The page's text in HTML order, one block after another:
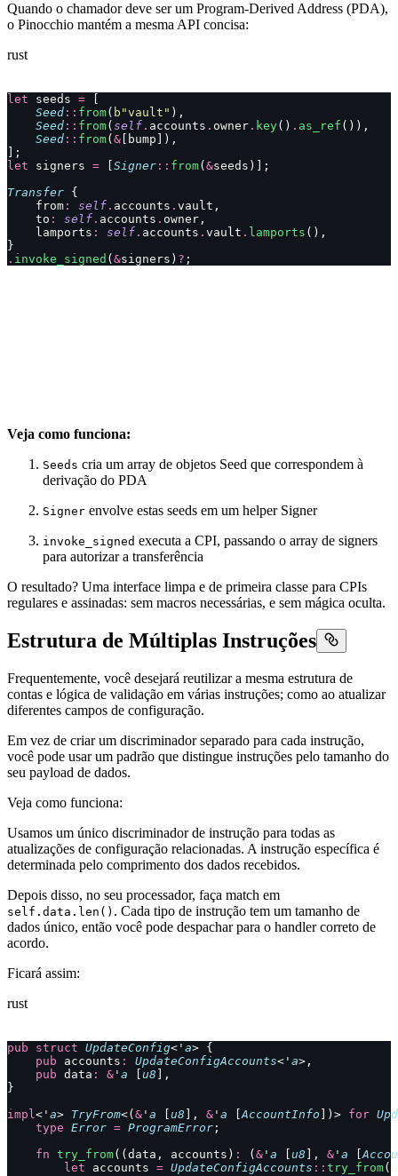
Quando o chamador deve ser um Program-Derived Address (PDA),
o Pinocchio mantém a mesma API concisa:
rust
let seeds =
    Seed
:: from( b"vault" ),
    Seed
:: from( self . accounts . owner . key() . as_ref ()),
    Seed
:: from( & [bump]),
];
let signers = Signer :: from( &seeds)];
Transfer {
    from
: self . accounts . vault,
    to
: self . accounts . owner,
    lamports
: self . accounts . vault . lamports (),
}
. invoke_signed ( &signers) ? ;
Veja como funciona:
Seeds cria um array de objetos Seed que correspondem à
derivação do PDA
Signer envolve estas seeds em um helper Signer
invoke_signed executa a CPI, passando o array de signers
para autorizar a transferência
O resultado? Uma interface limpa e de primeira classe para CPIs
regulares e assinadas: sem macros necessárias, e sem mágica oculta.
Estrutura de Múltiplas Instruções
Frequentemente, você desejará reutilizar a mesma estrutura de
contas e lógica de validação em várias instruções; como ao atualizar
diferentes campos de configuração.
Em vez de criar um discriminador separado para cada instrução,
você pode usar um padrão que distingue instruções pelo tamanho do
seu payload de dados.
Veja como funciona:
Usamos um único discriminador de instrução para todas as
atualizações de configuração relacionadas. A instrução específica é
determinada pelo comprimento dos dados recebidos.
Depois disso, no seu processador, faça match em
self.data.len() . Cada tipo de instrução tem um tamanho de
dados único, então você pode despachar para o handler correto de
acordo.
Ficará assim:
rust
pub struct UpdateConfig<' a> {
    pub
accounts : UpdateConfigAccounts<' a>,
    pub
data : & ' a u8 ],
}
impl<' a> TryFrom<( & ' a u8 ], & ' a [AccountInfo ])> for
    type
Error = ProgramError ;
    fn
try_from((data, accounts) : ( & ' a u8 ], & ' a [
        let
accounts = UpdateConfigAccounts :: try_from